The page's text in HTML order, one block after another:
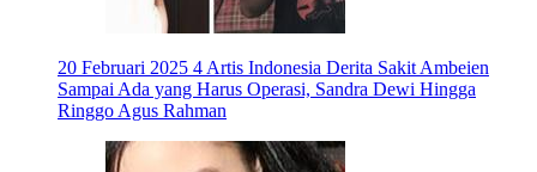
20 Februari 2025 4 Artis Indonesia Derita Sakit Ambeien
Sampai Ada yang Harus Operasi, Sandra Dewi Hingga
Ringgo Agus Rahman